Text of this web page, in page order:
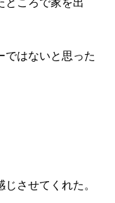
ところで家を出
ではないと思った
させてくれた。